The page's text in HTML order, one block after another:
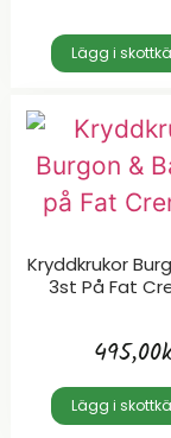
Lägg i
Kryddkrukor
3st På Fat
495,00
Lägg i